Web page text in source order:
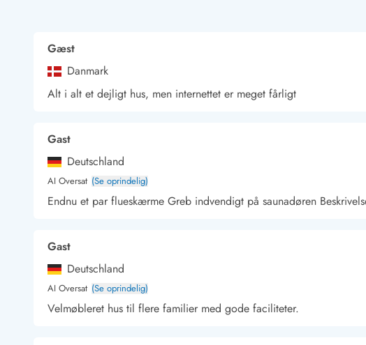
Zoologiske haver og dyreparker
Sportsaktiviteter
Lystfiskeri på Vestkysten
Golfferie i sommerhus
Fitness og træning
Rideskoler/Ponyridning
Vandski for hele familien
Kulturaktiviteter
Historiske museer
Kunstmuseer
Gæst
Danmark
Alt i alt et dejligt hus, men internettet er meget fårligt
Gast
Deutschland
AI Oversat (Se oprindelig)
Endnu et par flueskærme Greb indvendigt på saunadøren
Gast
Deutschland
AI Oversat (Se oprindelig)
Velmøbleret hus til flere familier med gode faciliteter.